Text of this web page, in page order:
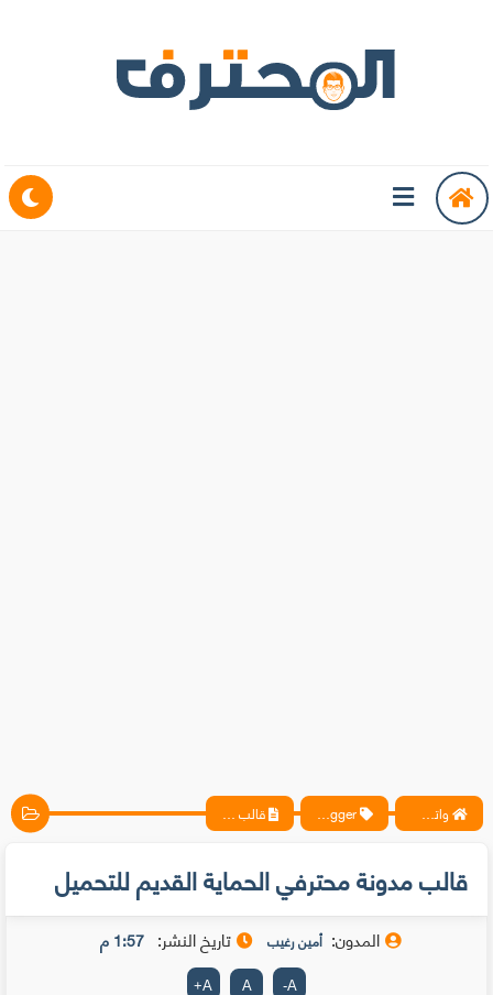
واتس آب ، فيسبوك ، أنترنت ، شروحات تقنية حصرية - المحترف blogger قالب مدونة محترفي الحماية القديم للتحميل
قالب مدونة محترفي الحماية القديم للتحميل
المدون: أمين رغيب تاريخ النشر: 1:57 م
A
-
A
A
+